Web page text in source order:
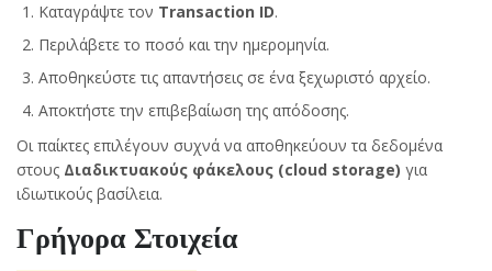
Καταγράψτε τον Transaction ID.
Περιλάβετε το ποσό και την ημερομηνία.
Αποθηκεύστε τις απαντήσεις σε ένα ξεχωριστό αρχείο.
Αποκτήστε την επιβεβαίωση της απόδοσης.
Οι παίκτες επιλέγουν συχνά να αποθηκεύουν τα δεδομένα
στους Διαδικτυακούς φάκελους (cloud storage) για
ιδιωτικούς βασίλεια.
Γρήγορα Στοιχεία